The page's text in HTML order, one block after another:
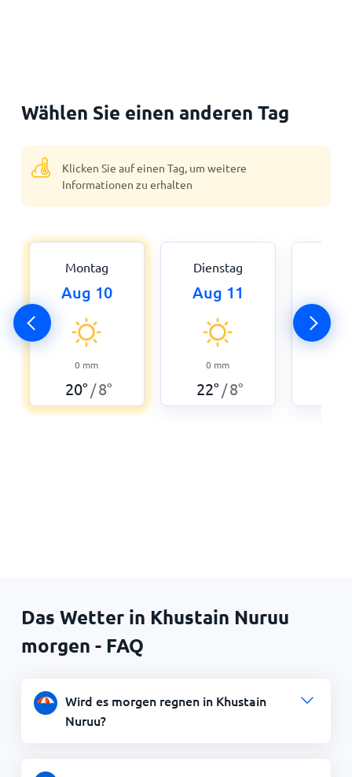
Wählen Sie einen anderen Tag
Klicken Sie auf einen Tag, um weitere
Informationen zu erhalten
Montag
Aug 10
0 mm
20° /8°
Dienstag
Aug 11
0 mm
22° /8°
Das Wetter in Khustain Nuruu
morgen - FAQ
Wird es morgen regnen in Khustain
Nuruu?